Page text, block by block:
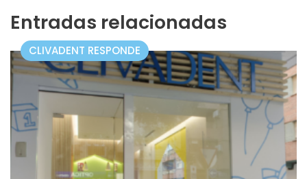
Entradas relacionadas
CLIVADENT RESPONDE